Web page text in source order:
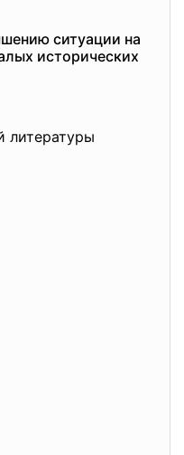
ситуации на
исторических
литературы